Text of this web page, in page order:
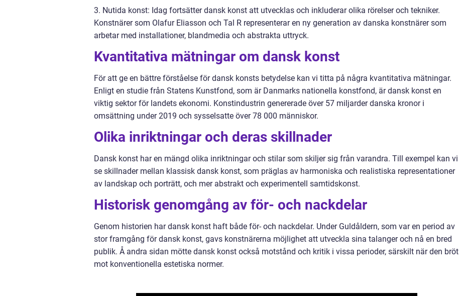
3. Nutida konst: Idag fortsätter dansk konst att utvecklas och inkluderar olika rörelser och tekniker.
Konstnärer som Olafur Eliasson och Tal R representerar en ny generation av danska konstnärer som
arbetar med installationer, blandmedia och abstrakta uttryck.
Kvantitativa mätningar om dansk konst
För att ge en bättre förståelse för dansk konsts betydelse kan vi titta på några kvantitativa mätningar.
Enligt en studie från Statens Kunstfond, som är Danmarks nationella konstfond, är dansk konst en
viktig sektor för landets ekonomi. Konstindustrin genererade över 57 miljarder danska kronor i
omsättning under 2019 och sysselsatte över 78 000 människor.
Olika inriktningar och deras skillnader
Dansk konst har en mängd olika inriktningar och stilar som skiljer sig från varandra. Till exempel kan vi
se skillnader mellan klassisk dansk konst, som präglas av harmoniska och realistiska representationer
av landskap och porträtt, och mer abstrakt och experimentell samtidskonst.
Historisk genomgång av för- och nackdelar
Genom historien har dansk konst haft både för- och nackdelar. Under Guldåldern, som var en period av
stor framgång för dansk konst, gavs konstnärerna möjlighet att utveckla sina talanger och nå en bred
publik. Å andra sidan mötte dansk konst också motstånd och kritik i vissa perioder, särskilt när den bröt
mot konventionella estetiska normer.